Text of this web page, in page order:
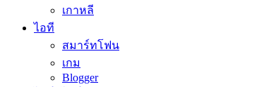
เกาหลี
ไอที
สมาร์ทโฟน
เกม
Blogger